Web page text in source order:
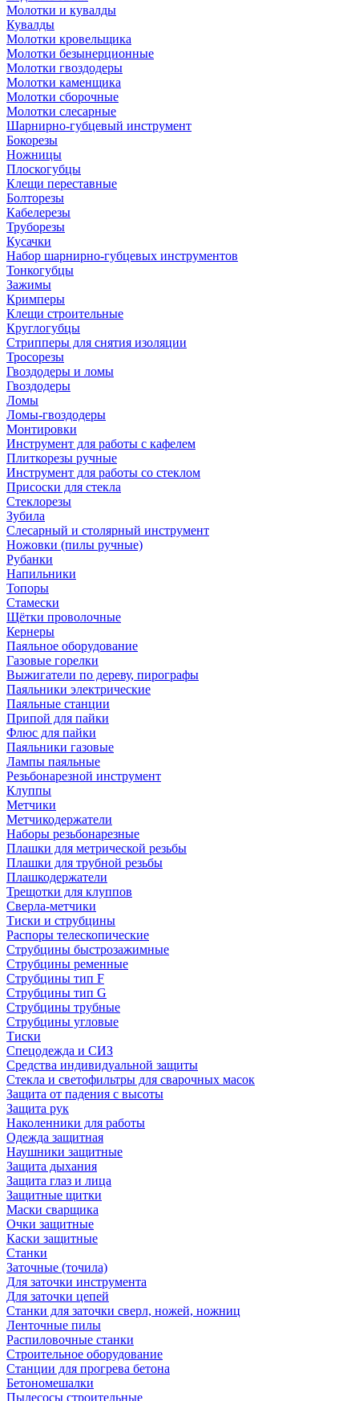
Молотки и кувалды
Кувалды
Молотки кровельщика
Молотки безынерционные
Молотки гвоздодеры
Молотки каменщика
Молотки сборочные
Молотки слесарные
Шарнирно-губцевый инструмент
Бокорезы
Ножницы
Плоскогубцы
Клещи переставные
Болторезы
Кабелерезы
Труборезы
Кусачки
Набор шарнирно-губцевых инструментов
Тонкогубцы
Зажимы
Кримперы
Клещи строительные
Круглогубцы
Стрипперы для снятия изоляции
Тросорезы
Гвоздодеры и ломы
Гвоздодеры
Ломы
Ломы-гвоздодеры
Монтировки
Инструмент для работы с кафелем
Плиткорезы ручные
Инструмент для работы со стеклом
Присоски для стекла
Стеклорезы
Зубила
Слесарный и столярный инструмент
Ножовки (пилы ручные)
Рубанки
Напильники
Топоры
Стамески
Щётки проволочные
Кернеры
Паяльное оборудование
Газовые горелки
Выжигатели по дереву, пирографы
Паяльники электрические
Паяльные станции
Припой для пайки
Флюс для пайки
Паяльники газовые
Лампы паяльные
Резьбонарезной инструмент
Клуппы
Метчики
Метчикодержатели
Наборы резьбонарезные
Плашки для метрической резьбы
Плашки для трубной резьбы
Плашкодержатели
Трещотки для клуппов
Сверла-метчики
Тиски и струбцины
Распоры телескопические
Струбцины быстрозажимные
Струбцины ременные
Струбцины тип F
Струбцины тип G
Струбцины трубные
Струбцины угловые
Тиски
Спецодежда и СИЗ
Средства индивидуальной защиты
Стекла и светофильтры для сварочных масок
Защита от падения с высоты
Защита рук
Наколенники для работы
Одежда защитная
Наушники защитные
Защита дыхания
Защита глаз и лица
Защитные щитки
Маски сварщика
Очки защитные
Каски защитные
Станки
Заточные (точила)
Для заточки инструмента
Для заточки цепей
Станки для заточки сверл, ножей, ножниц
Ленточные пилы
Распиловочные станки
Строительное оборудование
Станции для прогрева бетона
Бетономешалки
Пылесосы строительные